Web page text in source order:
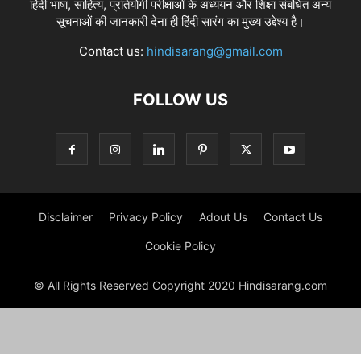
हिंदी भाषा, साहित्य, प्रतियोगी परीक्षाओं के अध्ययन और शिक्षा संबंधित अन्य
सूचनाओं की जानकारी देना ही हिंदी सारंग का मुख्य उद्देश्य है।
Contact us: hindisarang@gmail.com
FOLLOW US
Disclaimer Privacy Policy Adout Us Contact Us
Cookie Policy
© All Rights Reserved Copyright 2020 Hindisarang.com